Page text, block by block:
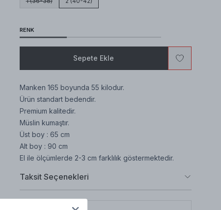
RENK
Sepete Ekle
Manken 165 boyunda 55 kilodur.
Ürün standart bedendir.
Premium kalitedir.
Müslin kumaştır.
Üst boy : 65 cm
Alt boy : 90 cm
El ile ölçümlerde 2-3 cm farklılık göstermektedir.
Taksit Seçenekleri